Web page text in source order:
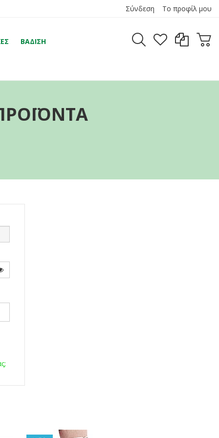
Σύνδεση Το προφίλ μου
ΒΆΔΙΣΗ
Εμφάνιση κωδικού